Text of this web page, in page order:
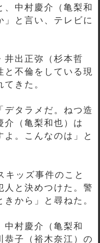
、中村慶介（亀梨和
」と言い、テレビに
井出正弥（杉本哲
と不倫をしている現
きた。
デタラメだ。ねつ造
介（亀梨和也）は
よ。こんなのは」と
キッズ事件のこと
人と決めつけた。警
から」と尋ねた。
中村慶介（亀梨和
恭子（裕木奈江）の